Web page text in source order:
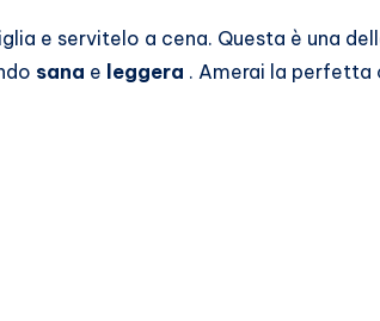
e servitelo a cena. Questa è una
sana e leggera . Amerai la perfetta